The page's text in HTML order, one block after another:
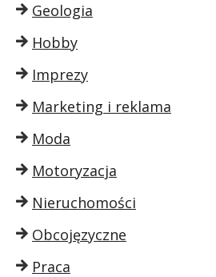
Geologia
Hobby
Imprezy
Marketing i reklama
Moda
Motoryzacja
Nieruchomości
Obcojęzyczne
Praca